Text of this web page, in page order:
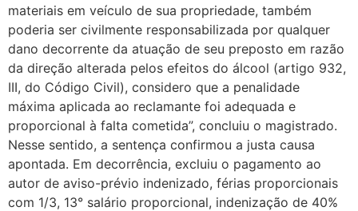
materiais em veículo de sua propriedade, também
poderia ser civilmente responsabilizada por qualquer
dano decorrente da atuação de seu preposto em razão
da direção alterada pelos efeitos do álcool (artigo 932,
III, do Código Civil), considero que a penalidade
máxima aplicada ao reclamante foi adequada e
proporcional à falta cometida”, concluiu o magistrado.
Nesse sentido, a sentença confirmou a justa causa
apontada. Em decorrência, excluiu o pagamento ao
autor de aviso-prévio indenizado, férias proporcionais
com 1/3, 13° salário proporcional, indenização de 40%